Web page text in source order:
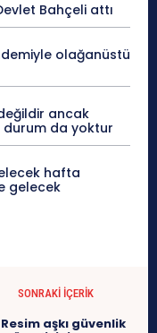
Bahçeli attı
olağanüstü
ancak
durum da yoktur
hafta
gelecek
SONRAKI İÇERIK